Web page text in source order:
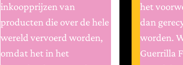
inkoopprijzen van
producten die over de hele
wereld vervoerd worden,
omdat het in het
het
dan
worden.
Guerrilla